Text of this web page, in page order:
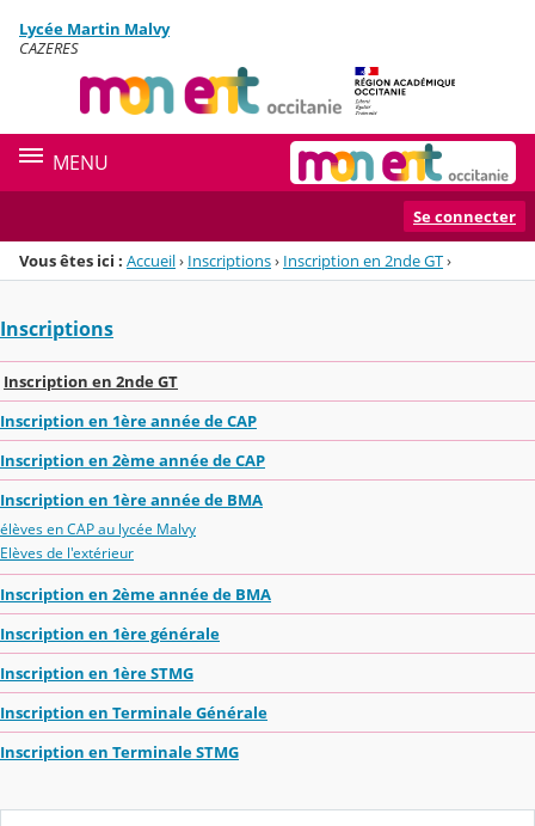
Menu de la rubrique
Contenu
Lycée Martin Malvy
CAZERES
MENU
Se connecter
Vous êtes ici : Accueil› Inscriptions› Inscription en 2nde GT›
Inscriptions
Inscription en 2nde GT
Inscription en 1ère année de CAP
Inscription en 2ème année de CAP
Inscription en 1ère année de BMA
élèves en CAP au lycée Malvy
Elèves de l'extérieur
Inscription en 2ème année de BMA
Inscription en 1ère générale
Inscription en 1ère STMG
Inscription en Terminale Générale
Inscription en Terminale STMG